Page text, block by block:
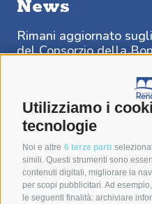
Utilizziamo i
tecnologie
Noi e altre 6 terze parti
simili. Questi strumenti sono
contenuti digitali, migliorare la
per scopi pubblicitari. Ad
le seguenti finalità: archiviare
News
Rimani aggiornato
del Consorzio della
Vuoi